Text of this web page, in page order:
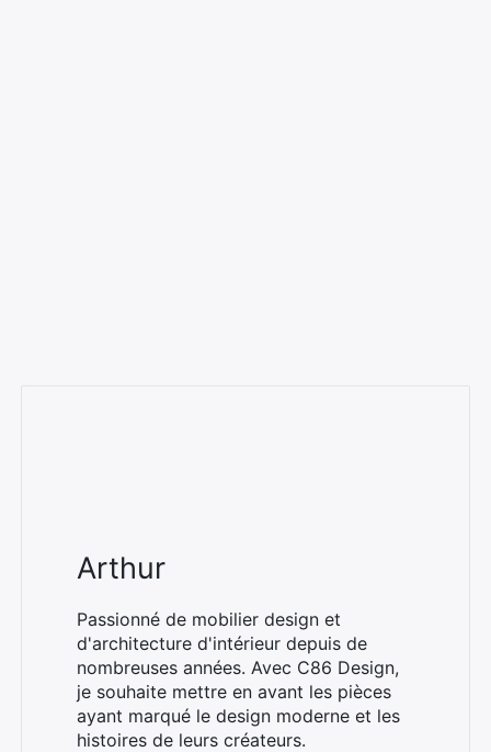
Arthur
Passionné de mobilier design et
d'architecture d'intérieur depuis de
nombreuses années. Avec C86 Design,
je souhaite mettre en avant les pièces
ayant marqué le design moderne et les
histoires de leurs créateurs.